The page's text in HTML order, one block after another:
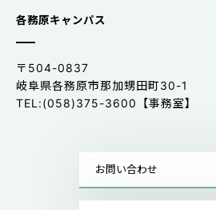
各務原キャンパス
〒504-0837
岐阜県各務原市那加甥田町30-1
TEL:(058)375-3600【事務室】
お問い合わせ